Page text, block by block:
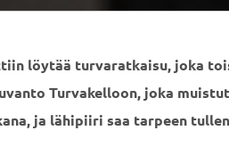
löytää turvaratkaisu, joka
Turvakelloon, joka
ja lähipiiri saa tarpeen